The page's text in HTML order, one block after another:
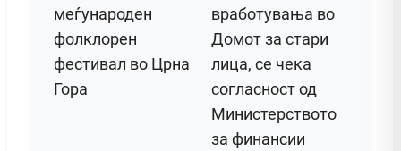
меѓународен
фолклорен
фестивал во Црна
Гора
вработувања во
Домот за стари
лица, се чека
согласност од
Министерството
за финансии